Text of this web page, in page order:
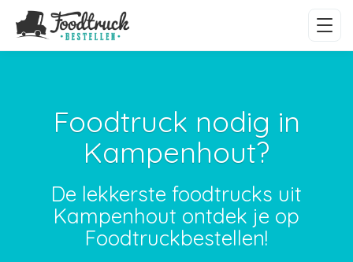
Foodtruck nodig in
Kampenhout?
De lekkerste foodtrucks uit
Kampenhout ontdek je op
Foodtruckbestellen!